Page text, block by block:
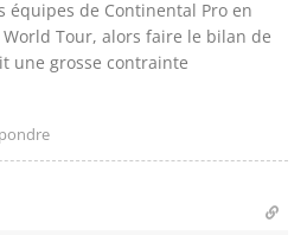
équipes de Continental Pro en
Tour, alors faire le bilan de
une grosse contrainte